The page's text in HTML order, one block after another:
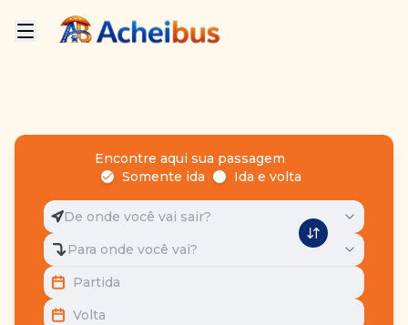
Encontre aqui sua passagem
Somente ida
Ida e volta
De onde você vai sair?
Para onde você vai?
Partida
Volta